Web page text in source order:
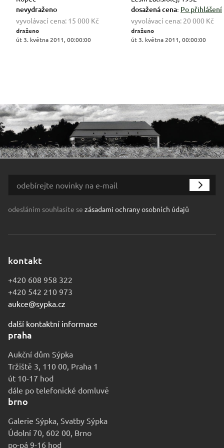
nevydraženo
vyvolávací cena: 15 000 Kč
draženo
út 3. května 2011, 00:00:00
dosažená cena: Po přihlášení
vyvolávací cena: 20 000 Kč
draženo
út 3. května 2011, 00:00:00
odesláním souhlasíte se zásadami ochrany osobních údajů
kontakt
+420 608 958 322
+420 542 210 973
aukce@sypka.cz
další kontaktní informace
praha
Aukční dům Sýpka
Tržiště 3, 110 00, Praha 1
út 10-17 hod
dále po telefonické domluvě
brno
Galerie Sýpka, Svatby Sýpka
Údolní 70, 602 00, Brno
po-pá 9-16 hod